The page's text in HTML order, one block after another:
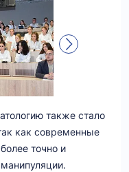
также стало
как современные
точно и